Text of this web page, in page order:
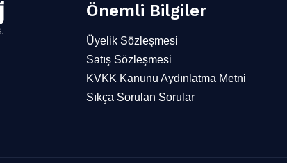
Önemli Bilgiler
Üyelik Sözleşmesi
Satış Sözleşmesi
KVKK Kanunu Aydınlatma Metni
Sıkça Sorulan Sorular